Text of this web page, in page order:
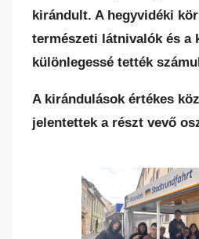
kirándult. A hegyvidéki
természeti látnivalók és a
különlegessé tették
A kirándulások értékes
jelentettek a részt vevő